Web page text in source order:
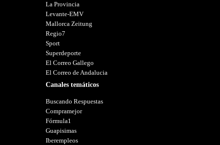
La Provincia
Levante-EMV
Mallorca Zeitung
Regio7
Sport
Superdeporte
El Correo Gallego
El Correo de Andalucia
Canales temáticos
Buscando Respuestas
Compramejor
Fórmula1
Guapisimas
Iberempleos